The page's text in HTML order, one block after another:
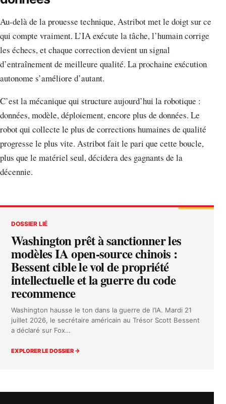
Au-delà de la prouesse technique, Astribot met le doigt sur ce
qui compte vraiment. L’IA exécute la tâche, l’humain corrige
les échecs, et chaque correction devient un signal
d’entraînement de meilleure qualité. La prochaine exécution
autonome s’améliore d’autant.
C’est la mécanique qui structure aujourd’hui la robotique :
données, modèle, déploiement, encore plus de données. Le
robot qui collecte le plus de corrections humaines de qualité
progresse le plus vite. Astribot fait le pari que cette boucle,
plus que le matériel seul, décidera des gagnants de la
décennie.
DOSSIER LIÉ
Washington prêt à sanctionner les
modèles IA open-source chinois :
Bessent cible le vol de propriété
intellectuelle et la guerre du code
recommence
Washington hausse le ton dans la guerre de l’IA. Mardi 21
juillet 2026, le secrétaire américain au Trésor Scott Bessent
a déclaré sur Fox…
EXPLORER LE DOSSIER →